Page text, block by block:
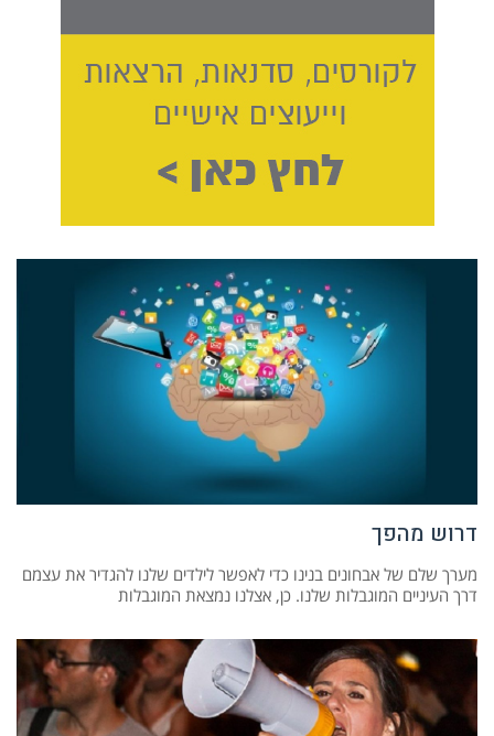
דרוש מהפך
מערך שלם של אבחונים בנינו כדי לאפשר לילדים שלנו להגדיר את עצמם
דרך העיניים המוגבלות שלנו. כן, אצלנו נמצאת המוגבלות